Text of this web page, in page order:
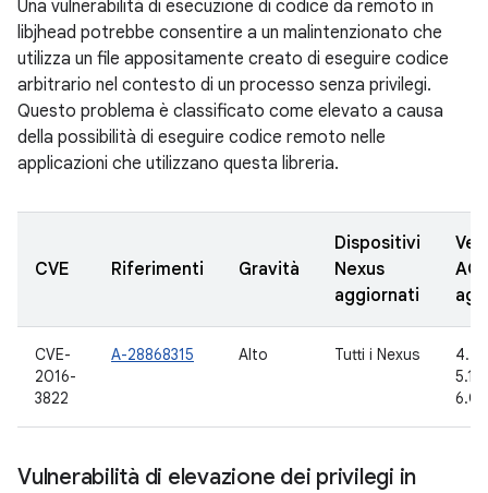
Una vulnerabilità di esecuzione di codice da remoto in
libjhead potrebbe consentire a un malintenzionato che
utilizza un file appositamente creato di eseguire codice
arbitrario nel contesto di un processo senza privilegi.
Questo problema è classificato come elevato a causa
della possibilità di eseguire codice remoto nelle
applicazioni che utilizzano questa libreria.
CVE Riferimenti Gravità
Dispositivi
Nexus
aggiornati
CVE-
2016-
3822
A-28868315 Alto Tutti i Nexus
6.0.1
Vulnerabilità di elevazione dei privilegi in